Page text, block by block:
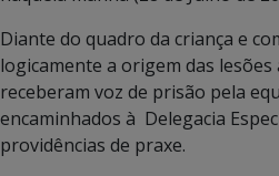
Diante do quadro da criança e
logicamente a origem das
receberam voz de prisão pela
encaminhados à Delegacia
providências de praxe.